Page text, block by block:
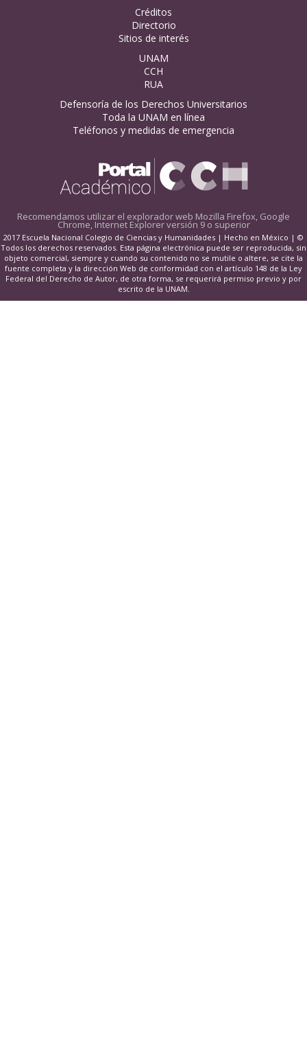
Créditos
Directorio
Sitios de interés
UNAM
CCH
RUA
Defensoría de los Derechos Universitarios
Toda la UNAM en línea
Teléfonos y medidas de emergencia
Recomendamos utilizar el explorador web Mozilla Firefox, Google
Chrome, Internet Explorer versión 9 o superior
2017 Escuela Nacional Colegio de Ciencias y Humanidades | Hecho en México | ©
Todos los derechos reservados. Esta página electrónica puede ser reproducida, sin
objeto comercial, siempre y cuando su contenido no se mutile o altere, se cite la
fuente completa y la dirección Web de conformidad con el artículo 148 de la Ley
Federal del Derecho de Autor, de otra forma, se requerirá permiso previo y por
escrito de la UNAM.